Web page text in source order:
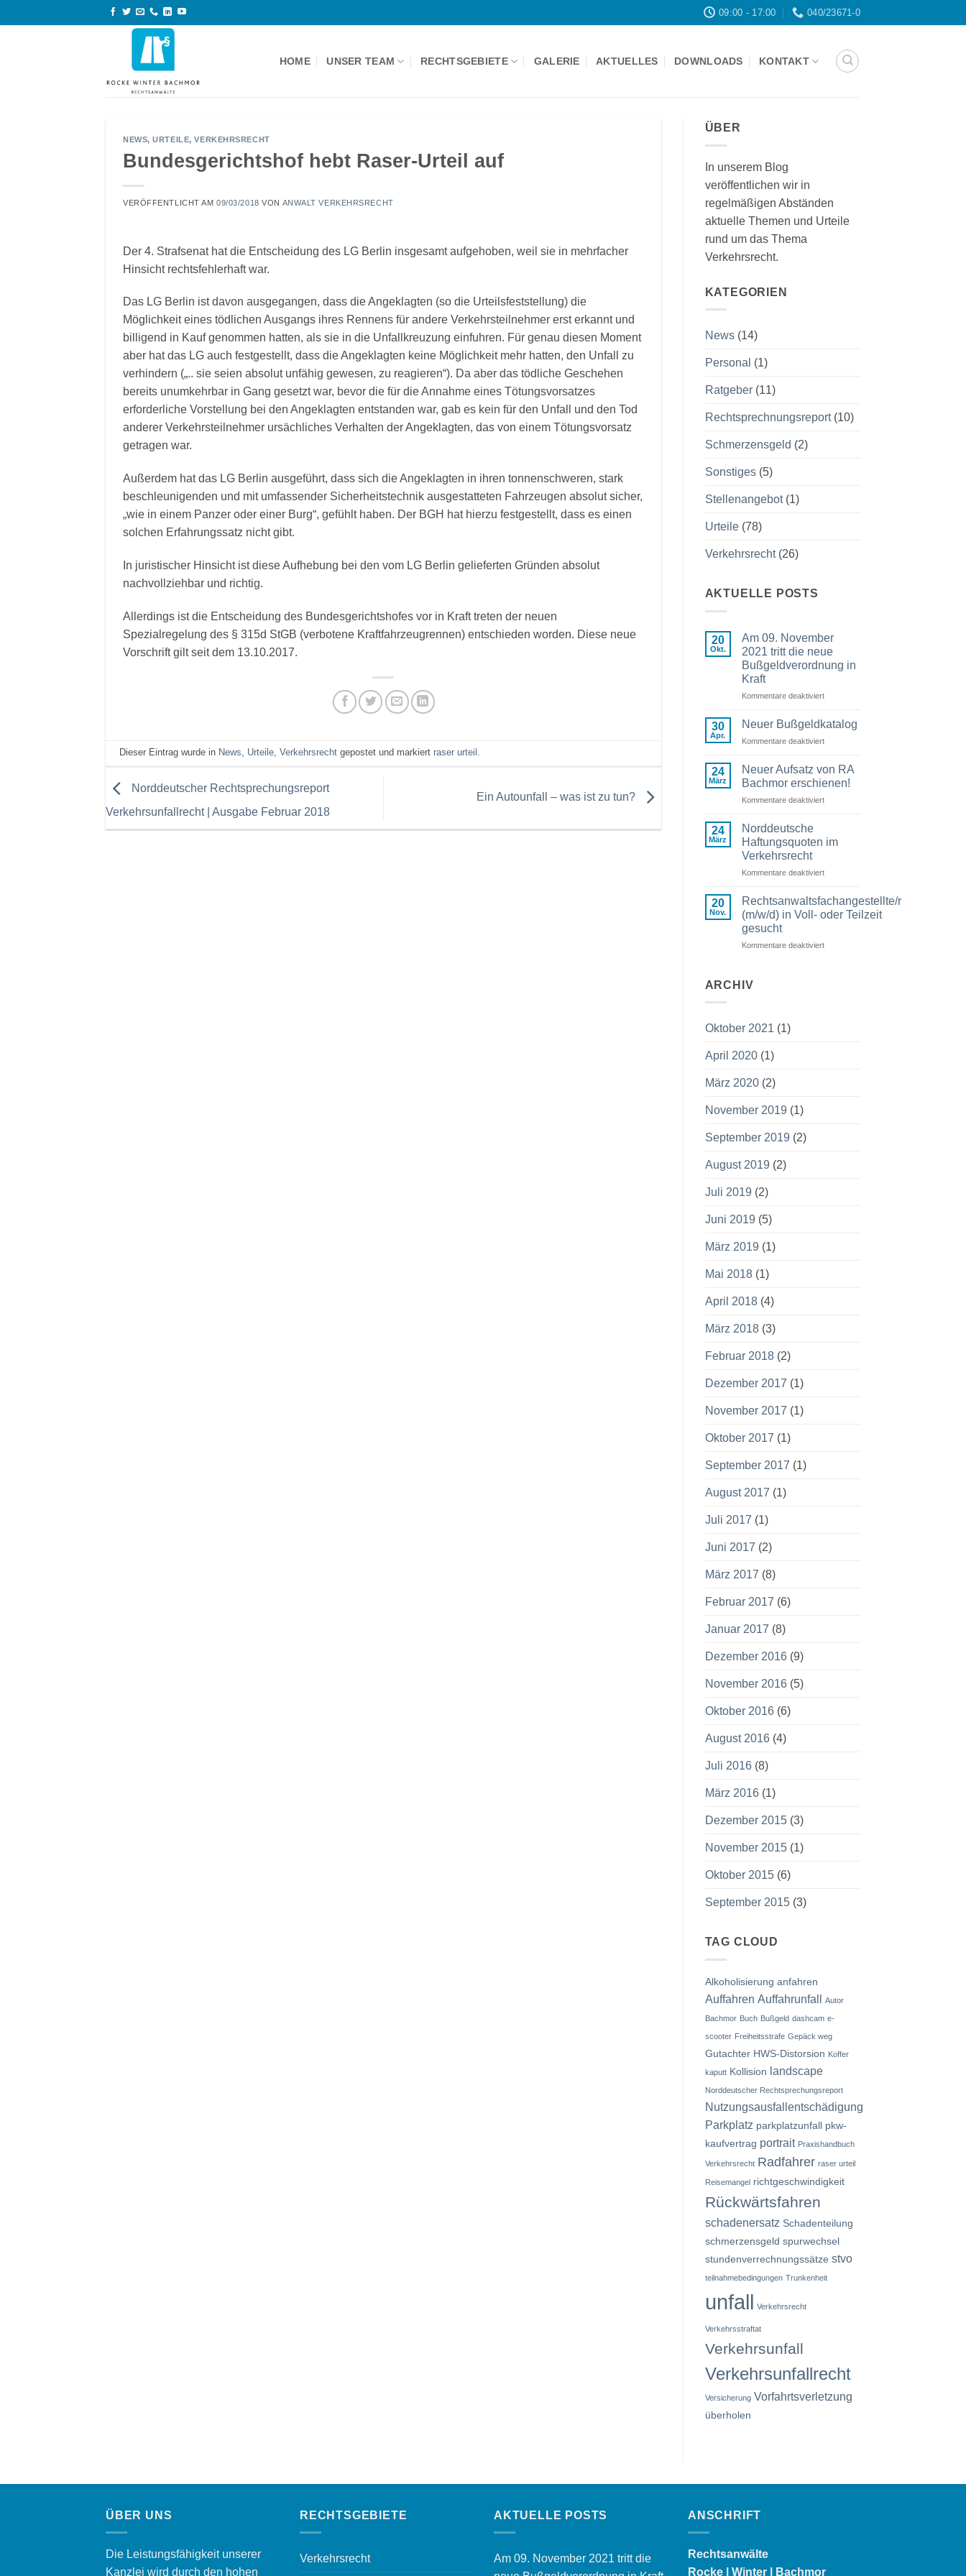
Inhalt
09:00 - 17:00 040/23671-0
HOME UNSER TEAM RECHTSGEBIETE GALERIE AKTUELLES DOWNLOADS KONTAKT
NEWS,URTEILE,VERKEHRSRECHT
Bundesgerichtshof hebt Raser-Urteil auf
VERÖFFENTLICHT AM09/03/2018 VON ANWALT VERKEHRSRECHT
Der 4. Strafsenat hat die Entscheidung des LG Berlin insgesamt aufgehoben, weil sie in mehrfacher
Hinsicht rechtsfehlerhaft war.
Das LG Berlin ist davon ausgegangen, dass die Angeklagten (so die Urteilsfeststellung) die
Möglichkeit eines tödlichen Ausgangs ihres Rennens für andere Verkehrsteilnehmer erst erkannt und
billigend in Kauf genommen hatten, als sie in die Unfallkreuzung einfuhren. Für genau diesen Moment
aber hat das LG auch festgestellt, dass die Angeklagten keine Möglichkeit mehr hatten, den Unfall zu
verhindern („.. sie seien absolut unfähig gewesen, zu reagieren“). Da aber das tödliche Geschehen
bereits unumkehrbar in Gang gesetzt war, bevor die für die Annahme eines Tötungsvorsatzes
erforderliche Vorstellung bei den Angeklagten entstanden war, gab es kein für den Unfall und den Tod
anderer Verkehrsteilnehmer ursächliches Verhalten der Angeklagten, das von einem Tötungsvorsatz
getragen war.
Außerdem hat das LG Berlin ausgeführt, dass sich die Angeklagten in ihren tonnenschweren, stark
beschleunigenden und mit umfassender Sicherheitstechnik ausgestatteten Fahrzeugen absolut sicher,
„wie in einem Panzer oder einer Burg“, gefühlt haben. Der BGH hat hierzu festgestellt, dass es einen
solchen Erfahrungssatz nicht gibt.
In juristischer Hinsicht ist diese Aufhebung bei den vom LG Berlin gelieferten Gründen absolut
nachvollziehbar und richtig.
Allerdings ist die Entscheidung des Bundesgerichtshofes vor in Kraft treten der neuen
Spezialregelung des § 315d StGB (verbotene Kraftfahrzeugrennen) entschieden worden. Diese neue
Vorschrift gilt seit dem 13.10.2017.
Dieser Eintrag wurde in News, Urteile,Verkehrsrecht gepostet und markiert raser urteil .
Norddeutscher Rechtsprechungsreport
Verkehrsunfallrecht | Ausgabe Februar 2018
Ein Autounfall – was ist zu tun?
ÜBER
In unserem Blog
veröffentlichen wir in
regelmäßigen Abständen
aktuelle Themen und Urteile
rund um das Thema
Verkehrsrecht.
KATEGORIEN
News(14)
Personal (1)
Ratgeber(11)
Rechtsprechnungsreport(10)
Schmerzensgeld (2)
Sonstiges(5)
Stellenangebot(1)
Urteile(78)
Verkehrsrecht(26)
AKTUELLE POSTS
20
Okt.
Am 09. November
2021 tritt die neue
Bußgeldverordnung in
Kraft
Kommentare deaktiviertfür
09.
November
2021
die
neue
in
30
Apr.
Neuer Bußgeldkatalog
Kommentare deaktiviertfür
Bußgeldkatalog
24
März
Neuer Aufsatz von RA
Bachmor erschienen!
Kommentare deaktiviertfür
von
RA
erschienen!
24
März
Norddeutsche
Haftungsquoten im
Verkehrsrecht
Kommentare deaktiviertfür
Haftungsquoten
im
Verkehrsrecht
20
Nov.
Rechtsanwaltsfachangestellte/r
(m/w/d) in Voll- oder Teilzeit
gesucht
Kommentare deaktiviertfür
ARCHIV
Oktober 2021 (1)
April 2020(1)
März 2020(2)
November 2019 (1)
September 2019 (2)
August 2019 (2)
Juli 2019 (2)
Juni 2019 (5)
März 2019 (1)
Mai 2018(1)
April 2018(4)
März 2018(3)
Februar 2018(2)
Dezember 2017 (1)
November 2017 (1)
Oktober 2017 (1)
September 2017 (1)
August 2017 (1)
Juli 2017 (1)
Juni 2017 (2)
März 2017 (8)
Februar 2017 (6)
Januar 2017 (8)
Dezember 2016(9)
November 2016(5)
Oktober 2016(6)
August 2016(4)
Juli 2016(8)
März 2016(1)
Dezember 2015(3)
November 2015(1)
Oktober 2015(6)
September 2015(3)
TAG CLOUD
Alkoholisierung anfahren
Auffahren Auffahrunfall Autor
Bachmor Buch Bußgeld dashcam e-
scooter Freiheitsstrafe Gepäck weg
Gutachter HWS-Distorsion Koffer
kaputt Kollision landscape
Norddeutscher Rechtsprechungsreport
Nutzungsausfallentschädigung
Parkplatz parkplatzunfall pkw-
kaufvertrag portrait Praxishandbuch
Verkehrsrecht Radfahrer raser urteil
Reisemangel richtgeschwindigkeit
Rückwärtsfahren
schadenersatz Schadenteilung
schmerzensgeld spurwechsel
stundenverrechnungssätze stvo
teilnahmebedingungen Trunkenheit
unfall Verkehrsrecht
Verkehrsstraftat
Verkehrsunfall
Verkehrsunfallrecht
Versicherung Vorfahrtsverletzung
überholen
ÜBER UNS
Die Leistungsfähigkeit unserer
Kanzlei wird durch den hohen
RECHTSGEBIETE
Verkehrsrecht
AKTUELLE POSTS
Am 09. November 2021 tritt die
ANSCHRIFT
Rechtsanwälte
Rocke | Winter | Bachmor